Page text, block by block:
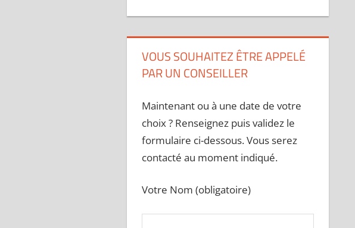
VOUS SOUHAITEZ ÊTRE APPELÉ
PAR UN CONSEILLER
Maintenant ou à une date de votre
choix ? Renseignez puis validez le
formulaire ci-dessous. Vous serez
contacté au moment indiqué.
Votre Nom (obligatoire)